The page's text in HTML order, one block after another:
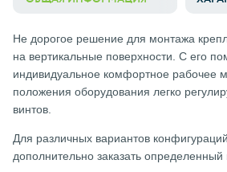
Не дорогое решение для монтажа
на вертикальные поверхности. С его
индивидуальное комфортное рабочее
положения оборудования легко
винтов.
Для различных вариантов
дополнительно заказать определенный